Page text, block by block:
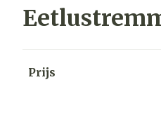
Prijs